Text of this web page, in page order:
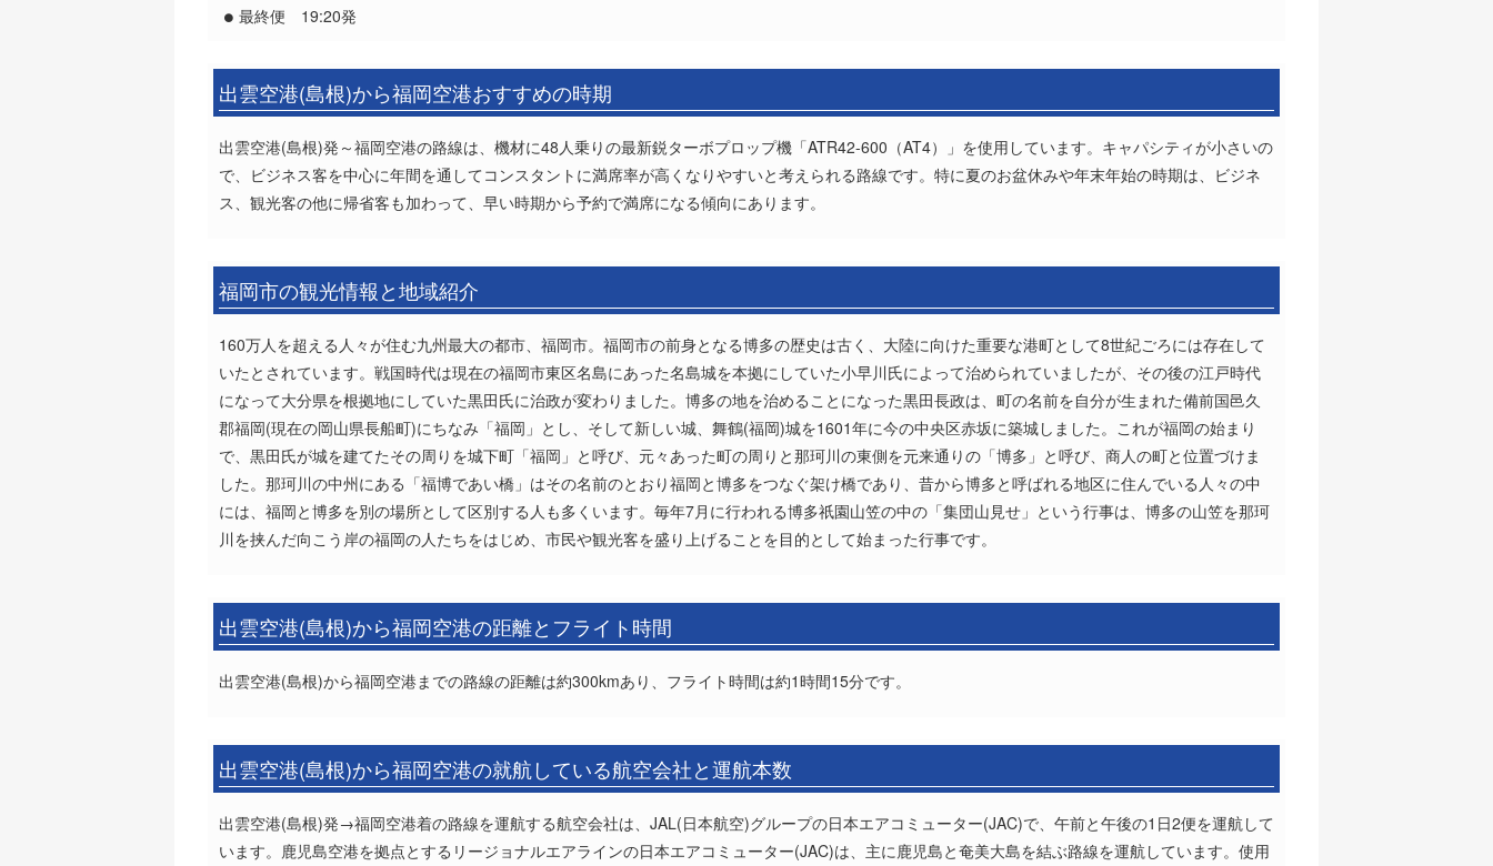
最終便 19:20発
出雲空港(島根)から福岡空港おすすめの時期
出雲空港(島根)発～福岡空港の路線は、機材に48人乗りの最新鋭ターボプロップ機「ATR42-600（AT4）」を使用しています。キャパシティが小さいの
で、ビジネス客を中心に年間を通してコンスタントに満席率が高くなりやすいと考えられる路線です。特に夏のお盆休みや年末年始の時期は、ビジネ
ス、観光客の他に帰省客も加わって、早い時期から予約で満席になる傾向にあります。
福岡市の観光情報と地域紹介
160万人を超える人々が住む九州最大の都市、福岡市。福岡市の前身となる博多の歴史は古く、大陸に向けた重要な港町として8世紀ごろには存在して
いたとされています。戦国時代は現在の福岡市東区名島にあった名島城を本拠にしていた小早川氏によって治められていましたが、その後の江戸時代
になって大分県を根拠地にしていた黒田氏に治政が変わりました。博多の地を治めることになった黒田長政は、町の名前を自分が生まれた備前国邑久
郡福岡(現在の岡山県長船町)にちなみ「福岡」とし、そして新しい城、舞鶴(福岡)城を1601年に今の中央区赤坂に築城しました。これが福岡の始まり
で、黒田氏が城を建てたその周りを城下町「福岡」と呼び、元々あった町の周りと那珂川の東側を元来通りの「博多」と呼び、商人の町と位置づけま
した。那珂川の中州にある「福博であい橋」はその名前のとおり福岡と博多をつなぐ架け橋であり、昔から博多と呼ばれる地区に住んでいる人々の中
には、福岡と博多を別の場所として区別する人も多くいます。毎年7月に行われる博多祇園山笠の中の「集団山見せ」という行事は、博多の山笠を那珂
川を挟んだ向こう岸の福岡の人たちをはじめ、市民や観光客を盛り上げることを目的として始まった行事です。
出雲空港(島根)から福岡空港の距離とフライト時間
出雲空港(島根)から福岡空港までの路線の距離は約300kmあり、フライト時間は約1時間15分です。
出雲空港(島根)から福岡空港の就航している航空会社と運航本数
出雲空港(島根)発→福岡空港着の路線を運航する航空会社は、JAL(日本航空)グループの日本エアコミューター(JAC)で、午前と午後の1日2便を運航して
います。鹿児島空港を拠点とするリージョナルエアラインの日本エアコミューター(JAC)は、主に鹿児島と奄美大島を結ぶ路線を運航しています。使用